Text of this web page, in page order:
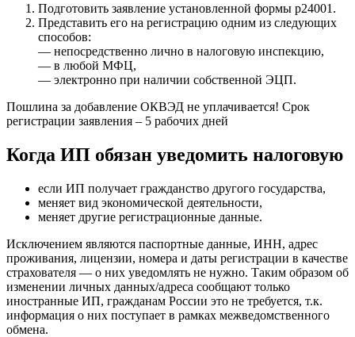
Подготовить заявление установленной формы р24001.
Представить его на регистрацию одним из следующих
способов:
— непосредственно лично в налоговую инспекцию,
— в любой МФЦ,
— электронно при наличии собственной ЭЦП.
Пошлина за добавление ОКВЭД не уплачивается! Срок
регистрации заявления – 5 рабочих дней
Когда ИП обязан уведомить налоговую
если ИП получает гражданство другого государства,
меняет вид экономической деятельности,
меняет другие регистрационные данные.
Исключением являются паспортные данные, ИНН, адрес
проживания, лицензии, номера и даты регистрации в качестве
страхователя — о них уведомлять не нужно. Таким образом об
изменении личных данных/адреса сообщают только
иностранные ИП, гражданам России это не требуется, т.к.
информация о них поступает в рамках межведомственного
обмена.